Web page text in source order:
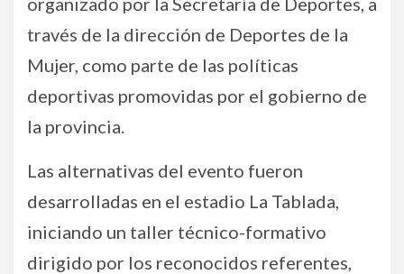
través de la dirección de Deportes de la
Mujer, como parte de las políticas
deportivas promovidas por el gobierno de
la provincia.
Las alternativas del evento fueron
desarrolladas en el estadio La Tablada,
iniciando un taller técnico-formativo
dirigido por los reconocidos referentes,